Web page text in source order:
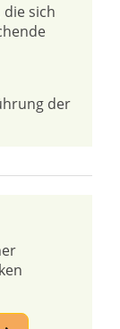
die sich
der